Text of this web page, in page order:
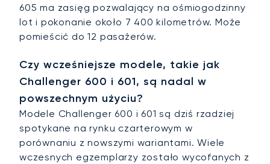
605 ma zasięg pozwalający na ośmiogodzinny
lot i pokonanie około 7 400 kilometrów. Może
pomieścić do 12 pasażerów.
Czy wcześniejsze modele, takie jak
Challenger 600 i 601, są nadal w
powszechnym użyciu?
Modele Challenger 600 i 601 są dziś rzadziej
spotykane na rynku czarterowym w
porównaniu z nowszymi wariantami. Wiele
wczesnych egzemplarzy zostało wycofanych z